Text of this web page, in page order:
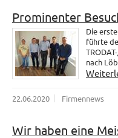
Prominenter
Die
führte
nach
22.06.2020 Firmennews
Wir haben eine